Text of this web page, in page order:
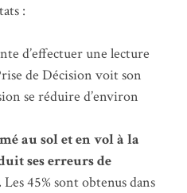
:
d’effectuer une lecture
de Décision voit son
se réduire d’environ
au sol et en vol à la
ses erreurs de
Les 45% sont obtenus dans